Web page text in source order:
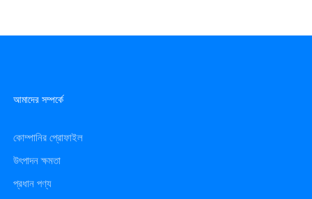
আমাদের সম্পর্কে
কোম্পানির প্রোফাইল
উৎপাদন ক্ষমতা
প্রধান পণ্য